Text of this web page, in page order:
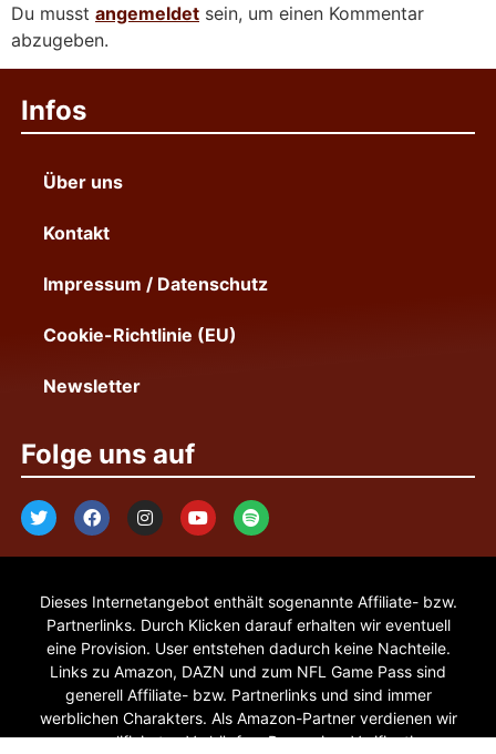
Du musst angemeldet sein, um einen Kommentar
abzugeben.
Infos
Über uns
Kontakt
Impressum / Datenschutz
Cookie-Richtlinie (EU)
Newsletter
Folge uns auf
Dieses Internetangebot enthält sogenannte Affiliate- bzw.
Partnerlinks. Durch Klicken darauf erhalten wir eventuell
eine Provision. User entstehen dadurch keine Nachteile.
Links zu Amazon, DAZN und zum NFL Game Pass sind
generell Affiliate- bzw. Partnerlinks und sind immer
werblichen Charakters. Als Amazon-Partner verdienen wir
an qualifizierten Verkäufen. Pepperjam Verification